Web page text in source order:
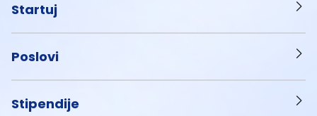
Startuj
Poslovi
Stipendije